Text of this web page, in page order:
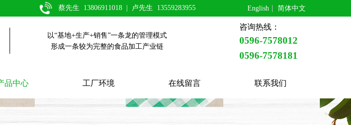
蔡先生 13806911018 | 卢先生 13559283955 English 简体中文
以“基地+生产+销售”一条龙的管理模式
形成一条较为完整的食品加工产业链
咨询热线：
0596-7578012
0596-7578181
品中心 工厂环境 在线留言 联系我们